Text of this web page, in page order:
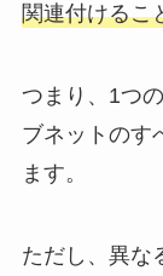
関連付けるこ
つまり、1つ
ブネットのす
ます。
ただし、異な